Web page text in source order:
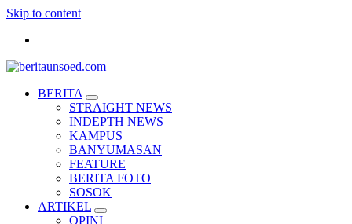
Skip to content
Pemandu Wawasan Almamater
BERITA
STRAIGHT NEWS
INDEPTH NEWS
KAMPUS
BANYUMASAN
FEATURE
BERITA FOTO
SOSOK
ARTIKEL
OPINI